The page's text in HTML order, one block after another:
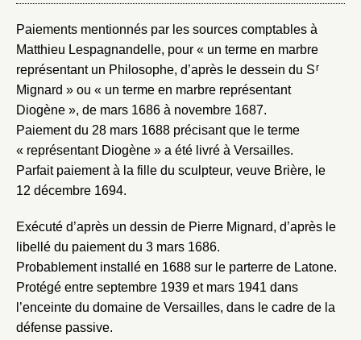
Paiements mentionnés par les sources comptables à
Matthieu Lespagnandelle, pour « un terme en marbre
représentant un Philosophe, d’après le dessein du Sr
Mignard » ou « un terme en marbre représentant
Diogène », de mars 1686 à novembre 1687.
Paiement du 28 mars 1688 précisant que le terme
« représentant Diogène » a été livré à Versailles.
Parfait paiement à la fille du sculpteur, veuve Brière, le
12 décembre 1694.
Exécuté d’après un dessin de Pierre Mignard, d’après le
libellé du paiement du 3 mars 1686.
Probablement installé en 1688 sur le parterre de Latone.
Protégé entre septembre 1939 et mars 1941 dans
l’enceinte du domaine de Versailles, dans le cadre de la
défense passive.